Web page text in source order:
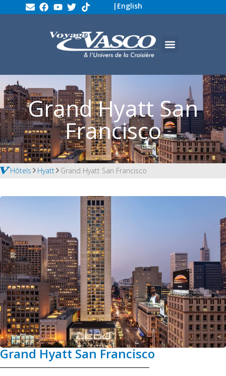
| English
Grand Hyatt San
Francisco
Hôtels Hyatt Grand Hyatt San Francisco
Grand Hyatt San Francisco